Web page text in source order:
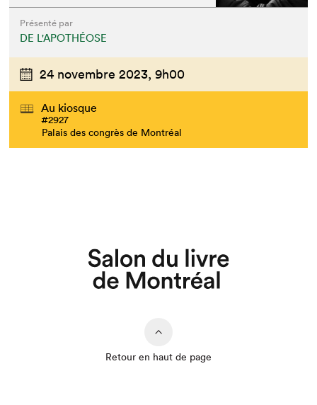
Présenté par
DE L'APOTHÉOSE
24 novembre 2023, 9h00
Au kiosque
#2927
Palais des congrès de Montréal
Retour en haut de page